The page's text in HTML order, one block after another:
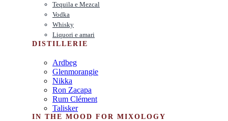
Tequila e Mezcal
Vodka
Whisky
Liquori e amari
DISTILLERIE
Ardbeg
Glenmorangie
Nikka
Ron Zacapa
Rum Clément
Talisker
IN THE MOOD FOR MIXOLOGY